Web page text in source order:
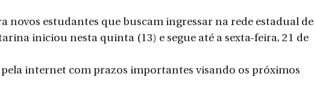
novos estudantes que buscam ingressar na rede estadual de
iniciou nesta quinta (13) e segue até a sexta-feira, 21 de
pela internet com prazos importantes visando os próximos